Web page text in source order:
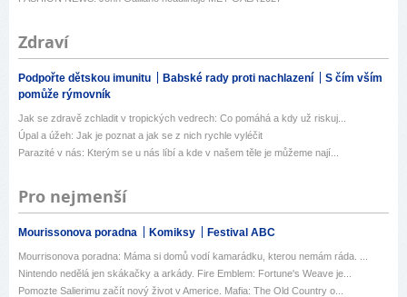
Zdraví
Podpořte dětskou imunitu Babské rady proti nachlazení
S čím vším
pomůže rýmovník
Jak se zdravě zchladit v tropických vedrech: Co pomáhá a kdy už riskuj...
Úpal a úžeh: Jak je poznat a jak se z nich rychle vyléčit
Parazité v nás: Kterým se u nás líbí a kde v našem těle je můžeme nají...
Pro nejmenší
Mourissonova poradna Komiksy Festival ABC
Mourrisonova poradna: Máma si domů vodí kamarádku, kterou nemám ráda. ...
Nintendo nedělá jen skákačky a arkády. Fire Emblem: Fortune's Weave je...
Pomozte Salierimu začít nový život v Americe. Mafia: The Old Country o...